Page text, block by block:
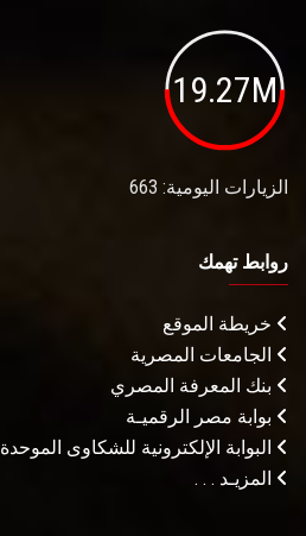
19.27M
الزيارات اليومية: 663
روابط تهمك
خريطة الموقع
الجامعات المصرية
بنك المعرفة المصري
بوابة مصر الرقميـة
البوابة الإلكترونية للشكاوى الموحدة
المزيـد . . .